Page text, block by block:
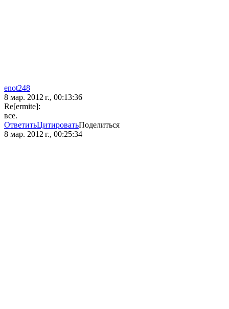
enot248
8 мар. 2012 г., 00:13:36
Re[ermite]:
все.
ОтветитьЦитироватьПоделиться
8 мар. 2012 г., 00:25:34